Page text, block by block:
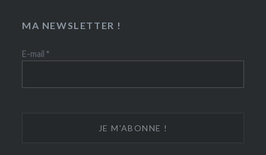
MA NEWSLETTER !
E-mail*